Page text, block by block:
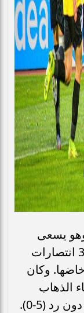
يسعى
لمواصلة نتائجه الجيدة، حيث حقق 3 انتصارات
5 مباريات خاضها. وكان
الذهاب
رد (5-0).